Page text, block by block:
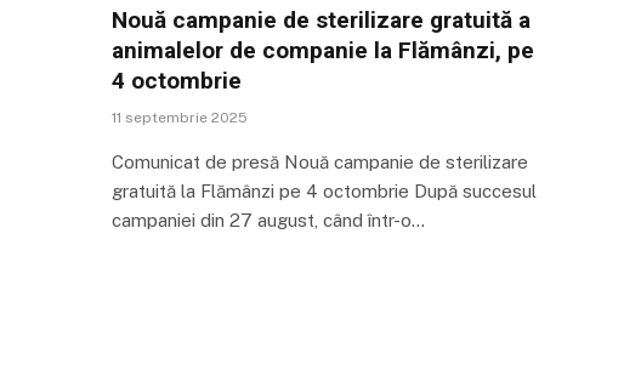
Nouă campanie de sterilizare gratuită a
animalelor de companie la Flămânzi, pe
4 octombrie
11 septembrie 2025
Comunicat de presă Nouă campanie de sterilizare
gratuită la Flămânzi pe 4 octombrie După succesul
campaniei din 27 august, când într-o…